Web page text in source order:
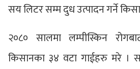
सय लिटर सम्म दुध उत्पादन गर्ने
२०८० सालमा लम्पीस्किन
किसानका ३४ वटा गाईहरु मरे ।